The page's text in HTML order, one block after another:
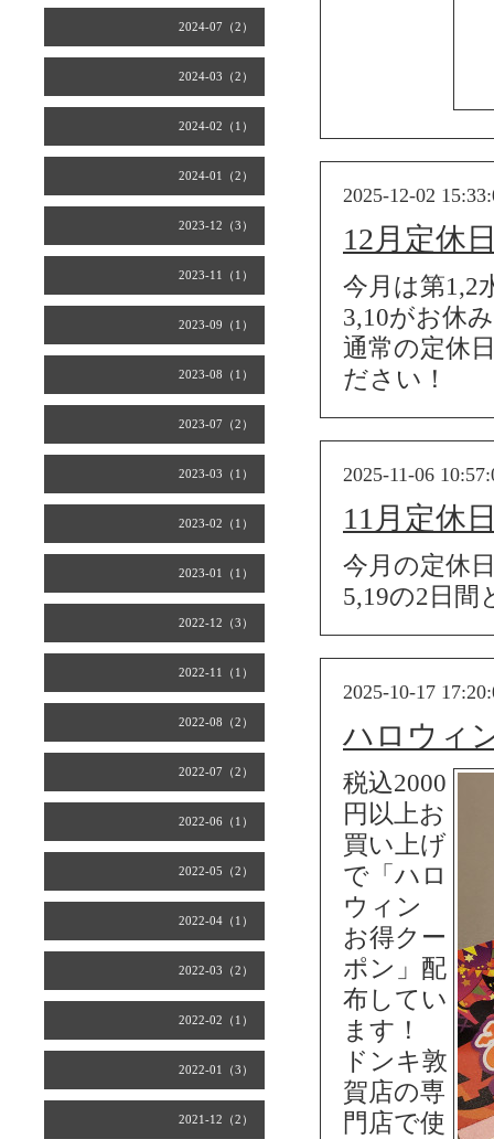
2024-07（2）
2024-03（2）
2024-02（1）
2024-01（2）
2023-12（3）
2023-11（1）
2023-09（1）
2023-08（1）
2023-07（2）
2023-03（1）
2023-02（1）
2023-01（1）
2022-12（3）
2022-11（1）
2022-08（2）
2022-07（2）
2022-06（1）
2022-05（2）
2022-04（1）
2022-03（2）
2022-02（1）
2022-01（3）
2021-12（2）
2025-12-02
12月定休
今月は第1,2
3,10がお休
通常の定休
ださい！
2025-11-06
11月定休
今月の定休
5,19の2日間
2025-10-17
ハロウィ
税込2000
円以上お
買い上げ
で「ハロ
ウィン
お得クー
ポン」配
布してい
ます！
ドンキ敦
賀店の専
門店で使